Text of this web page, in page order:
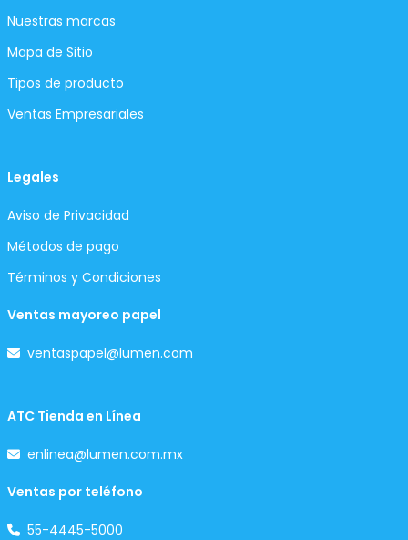
Nuestras marcas
Mapa de Sitio
Tipos de producto
Ventas Empresariales
Legales
Aviso de Privacidad
Métodos de pago
Términos y Condiciones
Ventas mayoreo papel
ventaspapel@lumen.com
ATC Tienda en Línea
enlinea@lumen.com.mx
Ventas por teléfono
55-4445-5000